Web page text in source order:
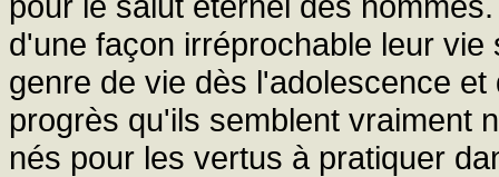
d'une façon irréprochable leur
genre de vie dès l'adolescence
progrès qu'ils semblent vraiment
nés pour les vertus à pratiquer